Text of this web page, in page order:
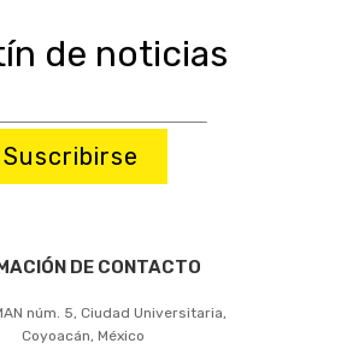
de noticias
Suscribirse
DE CONTACTO
núm. 5, Ciudad Universitaria,
Coyoacán, México